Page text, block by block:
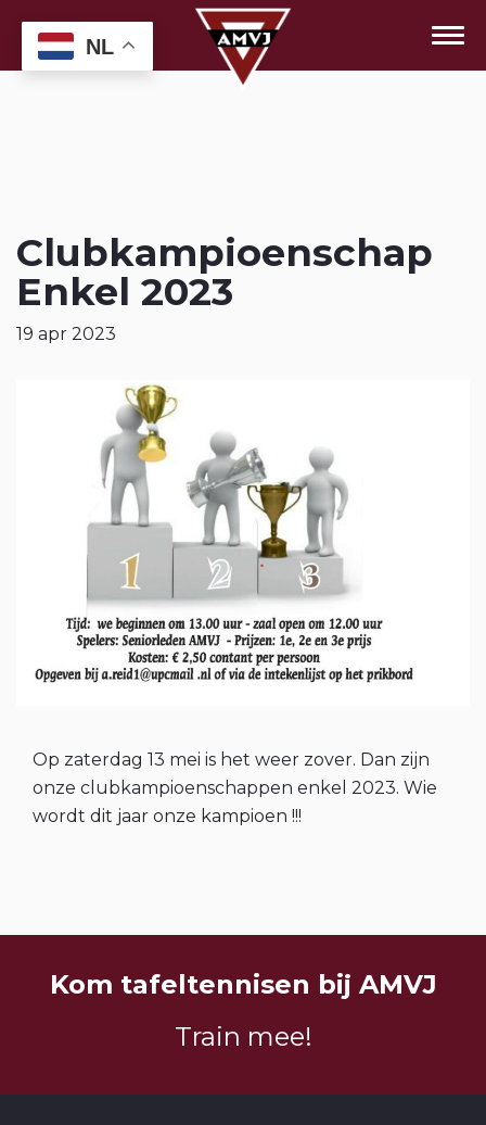
Clubkampioenschap
Enkel 2023
19 apr 2023
Op zaterdag 13 mei is het weer zover. Dan zijn
onze clubkampioenschappen enkel 2023. Wie
wordt dit jaar onze kampioen !!!
Kom tafeltennisen bij AMVJ
Train mee!
NL